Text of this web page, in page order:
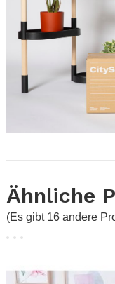
Ähnliche
(Es gibt 16 andere